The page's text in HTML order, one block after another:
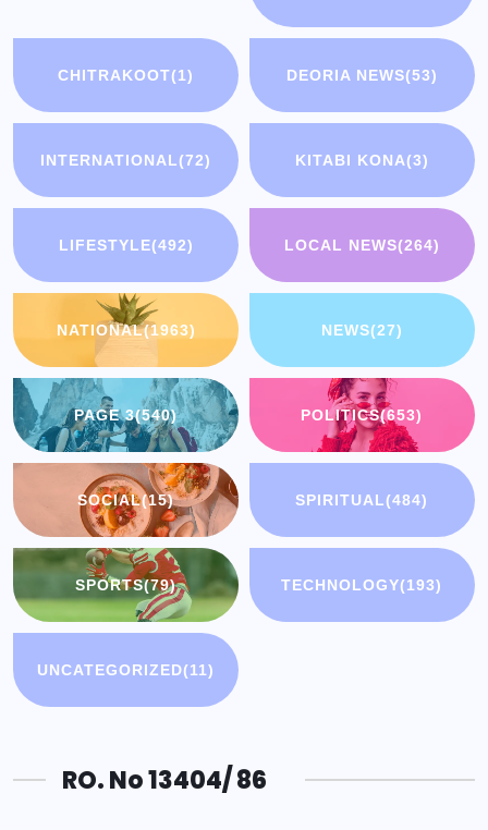
CHITRAKOOT(1) DEORIA NEWS(53)
INTERNATIONAL(72) KITABI KONA(3)
LIFESTYLE(492) LOCAL NEWS(264)
NATIONAL(1963) NEWS(27)
PAGE 3(540) POLITICS(653)
SOCIAL(15) SPIRITUAL(484)
SPORTS(79) TECHNOLOGY(193)
UNCATEGORIZED(11)
RO. No 13404/ 86